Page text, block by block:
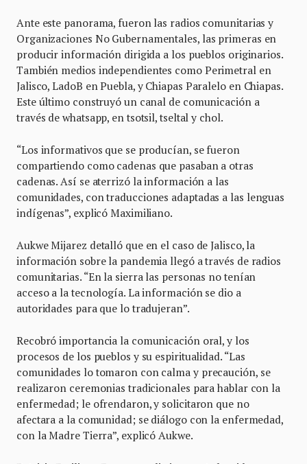
Ante este panorama, fueron las radios comunitarias y
Organizaciones No Gubernamentales, las primeras en
producir información dirigida a los pueblos originarios.
También medios independientes como Perimetral en
Jalisco, LadoB en Puebla, y Chiapas Paralelo en Chiapas.
Este último construyó un canal de comunicación a
través de whatsapp, en tsotsil, tseltal y chol.
“Los informativos que se producían, se fueron
compartiendo como cadenas que pasaban a otras
cadenas. Así se aterrizó la información a las
comunidades, con traducciones adaptadas a las lenguas
indígenas”, explicó Maximiliano.
Aukwe Mijarez detalló que en el caso de Jalisco, la
información sobre la pandemia llegó a través de radios
comunitarias. “En la sierra las personas no tenían
acceso a la tecnología. La información se dio a
autoridades para que lo tradujeran”.
Recobró importancia la comunicación oral, y los
procesos de los pueblos y su espiritualidad. “Las
comunidades lo tomaron con calma y precaución, se
realizaron ceremonias tradicionales para hablar con la
enfermedad; le ofrendaron, y solicitaron que no
afectara a la comunidad; se diálogo con la enfermedad,
con la Madre Tierra”, explicó Aukwe.